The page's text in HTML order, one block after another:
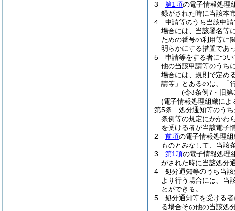
3
第1項の電子情報処理
録がされた時に当該本
4
申請等のうち当該申
場合には、当該署名等
ための番号の利用等に
明らかにする措置であ
5
申請等をする者につ
他の当該申請等のうちに
場合には、規則で定め
請等」とあるのは、「
(令8条例7・旧
(電子情報処理組織によ
第5条
処分通知等のう
条例等の規定にかかわ
を受ける者が当該電子
2
前項の電子情報処理
ものとみなして、当該
3
第1項の電子情報処理
がされた時に当該処分
4
処分通知等のうち当
より行う場合には、当
とができる。
5
処分通知等を受ける
る場合その他の当該処